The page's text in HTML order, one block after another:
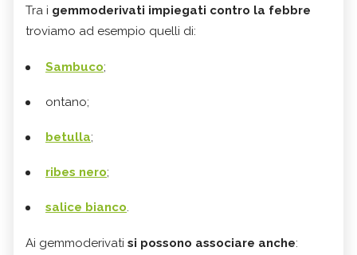
Tra i gemmoderivati impiegati contro la febbre
troviamo ad esempio quelli di:
Sambuco;
ontano;
betulla;
ribes nero;
salice bianco.
Ai gemmoderivati si possono associare anche: